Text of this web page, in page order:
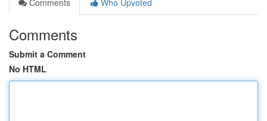
Comments
Who Upvoted
Comments
Submit a Comment
No HTML